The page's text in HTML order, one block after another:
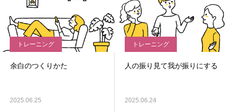
トレーニング
余白のつくりかた
2025.06.25
トレーニング
人の振り見て我が振りにする
2025.06.24